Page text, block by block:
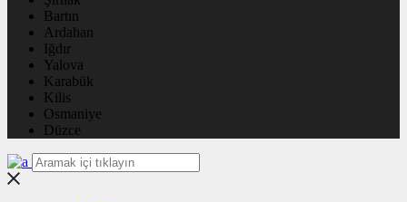
Bartın
Ardahan
Iğdır
Yalova
Karabük
Kilis
Osmaniye
Düzce